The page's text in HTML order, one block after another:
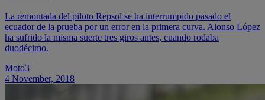
La remontada del piloto Repsol se ha interrumpido pasado el
ecuador de la prueba por un error en la primera curva. Alonso López
ha sufrido la misma suerte tres giros antes, cuando rodaba
duodécimo.
Moto3
4 November, 2018